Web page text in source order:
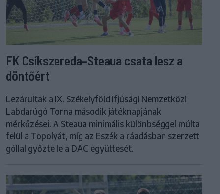
FK Csíkszereda–Steaua csata lesz a
döntőért
Lezárultak a IX. Székelyföld Ifjúsági Nemzetközi
Labdarúgó Torna második játéknapjának
mérkőzései. A Steaua minimális különbséggel múlta
felül a Topolyát, míg az Eszék a ráadásban szerzett
góllal győzte le a DAC együttesét.